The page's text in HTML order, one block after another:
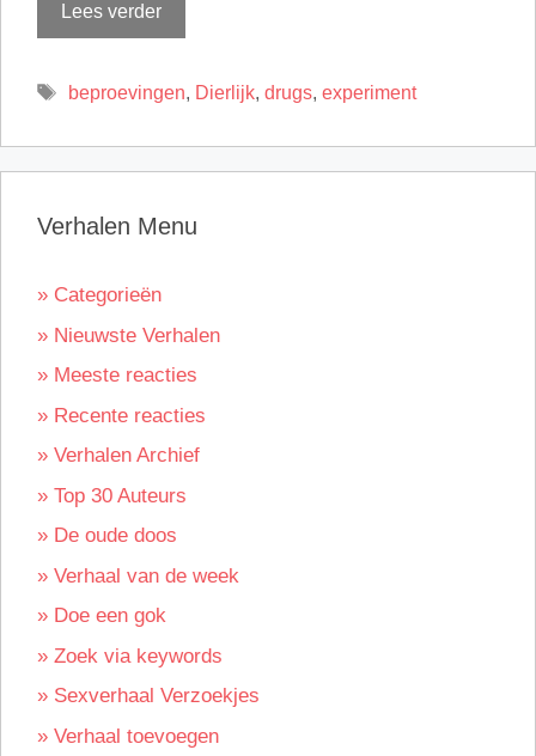
Lees verder
Tags
beproevingen, Dierlijk, drugs, experiment
Verhalen Menu
» Categorieën
» Nieuwste Verhalen
» Meeste reacties
» Recente reacties
» Verhalen Archief
» Top 30 Auteurs
» De oude doos
» Verhaal van de week
» Doe een gok
» Zoek via keywords
» Sexverhaal Verzoekjes
» Verhaal toevoegen